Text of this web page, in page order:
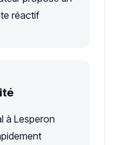
réactif
à Lesperon